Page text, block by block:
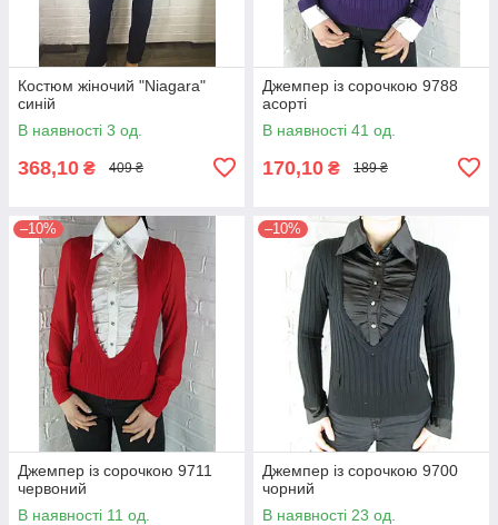
Костюм жіночий "Niagara"
синій
В наявності 3 од.
368,10 ₴ 409 ₴
Джемпер із сорочкою 9788
асорті
В наявності 41 од.
170,10 ₴ 189 ₴
–10%
Джемпер із сорочкою 9711
червоний
В наявності 11 од.
–10%
Джемпер із сорочкою 9700
чорний
В наявності 23 од.